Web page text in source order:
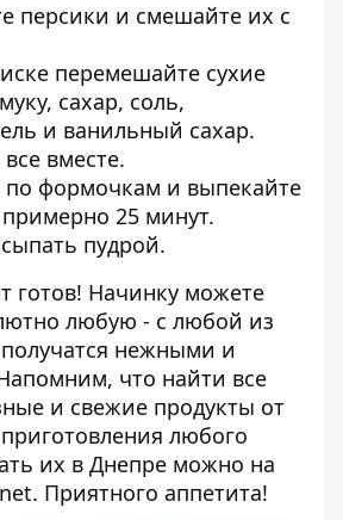
персики и смешайте их с
перемешайте сухие
сахар, соль,
и ванильный сахар.
вместе.
по формочкам и выпекайте
25 минут.
пудрой.
готов! Начинку можете
любую - с любой из
нежными и
что найти все
и свежие продукты от
любого
их в Днепре можно на
. Приятного аппетита!